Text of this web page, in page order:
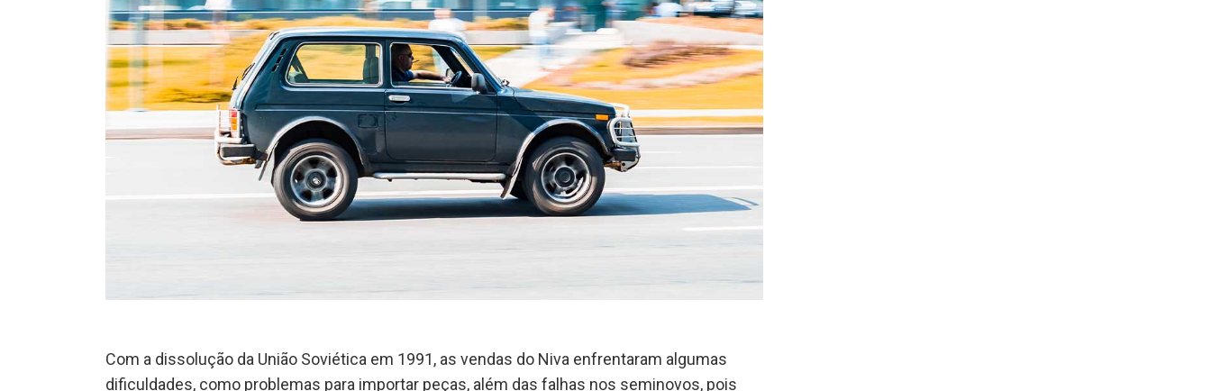
Com a dissolução da União Soviética em 1991, as vendas do Niva enfrentaram algumas
dificuldades, como problemas para importar peças, além das falhas nos seminovos, pois